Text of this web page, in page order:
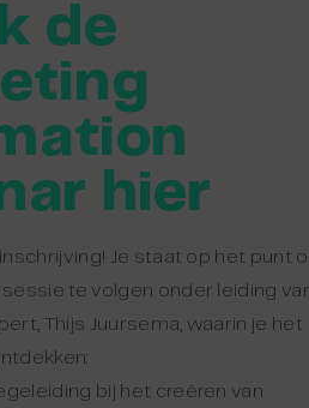
de
hier
Je staat op het punt
te volgen onder leiding
Thijs Juursema, waarin je het
bij het creëren van